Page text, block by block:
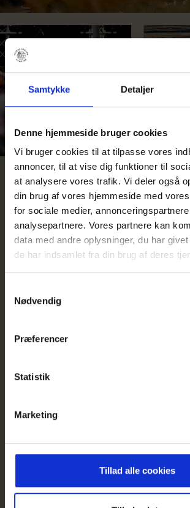
Samtykke Detaljer
Denne hjemmeside bruger cookies
Vi bruger cookies til at tilpasse vores
annoncer, til at vise dig funktioner til
at analysere vores trafik. Vi deler også
din brug af vores hjemmeside med
for sociale medier,
analysepartnere. Vores partnere kan
data med andre oplysninger, du har
de har indsamlet fra din brug af deres
Nødvendig
Præferencer
Statistik
Marketing
Tillad alle cookies
Tusind tak for et på alle måder
BBQ arrangement. Som vanligt er
pæne og velfungerende. Jeg har været
og oplever, at arrangementet bare
bedre.
* Niels-Jørgen Poulsen
Program til
Van Life &
dagene
Vi sørger for:
Masser van-
Inspirerende
Sjove aktiviteter